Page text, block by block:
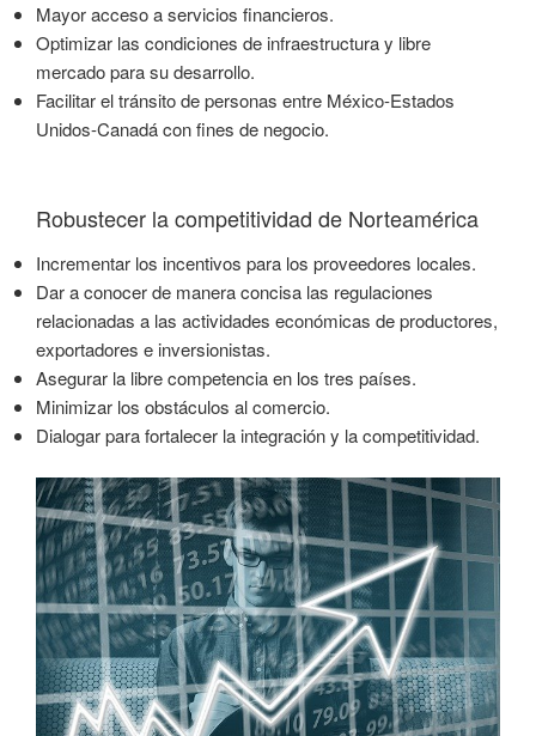
Mayor acceso a servicios financieros.
Optimizar las condiciones de infraestructura y libre
mercado para su desarrollo.
Facilitar el tránsito de personas entre México-Estados
Unidos-Canadá con fines de negocio.
Robustecer la competitividad de Norteamérica
Incrementar los incentivos para los proveedores locales.
Dar a conocer de manera concisa las regulaciones
relacionadas a las actividades económicas de productores,
exportadores e inversionistas.
Asegurar la libre competencia en los tres países.
Minimizar los obstáculos al comercio.
Dialogar para fortalecer la integración y la competitividad.